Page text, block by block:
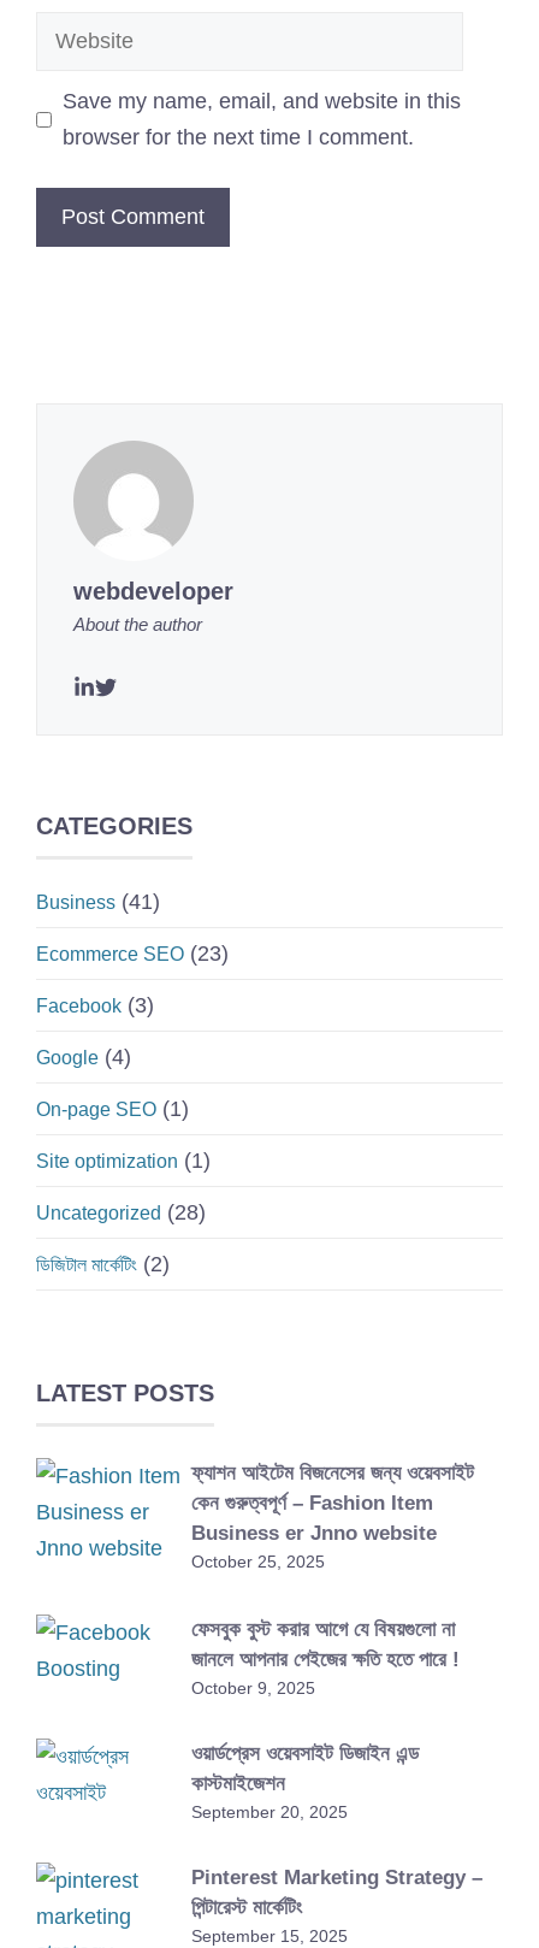
Website
Save my name, email, and website in this
browser for the next time I comment.
webdeveloper
About the author
CATEGORIES
Business (41)
Ecommerce SEO (23)
Facebook (3)
Google (4)
On-page SEO (1)
Site optimization (1)
Uncategorized (28)
ডিজিটাল মার্কেটিং (2)
LATEST POSTS
ফ্যাশন আইটেম বিজনেসের জন্য ওয়েবসাইট
কেন গুরুত্বপূর্ণ – Fashion Item
Business er Jnno website
October 25, 2025
ফেসবুক বুস্ট করার আগে যে বিষয়গুলো না
জানলে আপনার পেইজের ক্ষতি হতে পারে !
October 9, 2025
ওয়ার্ডপ্রেস ওয়েবসাইট ডিজাইন এন্ড
কাস্টমাইজেশন
September 20, 2025
Pinterest Marketing Strategy –
পিন্টারেস্ট মার্কেটিং
September 15, 2025